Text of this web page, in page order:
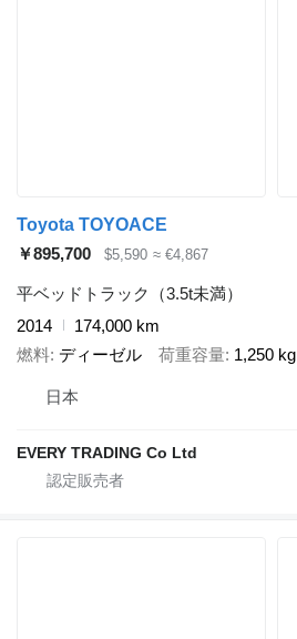
Toyota TOYOACE
￥895,700
$5,590 ≈ €4,867
平ベッドトラック（3.5t未満）
2014
174,000 km
燃料 ディーゼル 荷重容量 1,250 kg
日本
EVERY TRADING Co Ltd